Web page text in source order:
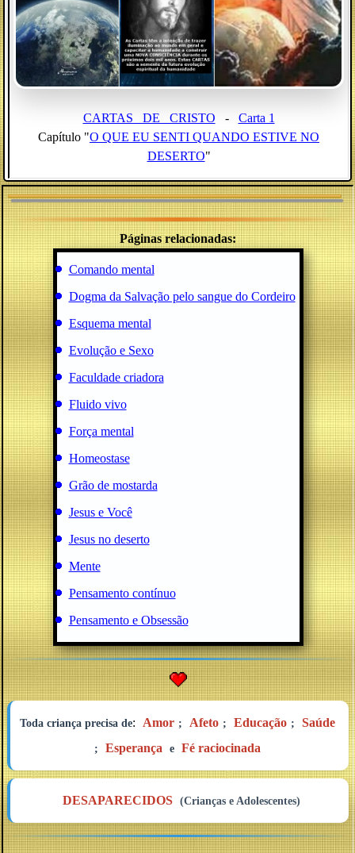
CARTAS_ DE_ CRISTO - Carta 1
Capítulo "O QUE EU SENTI QUANDO ESTIVE NO
DESERTO"
Páginas relacionadas:
Comando mental
Dogma da Salvação pelo sangue do Cordeiro
Esquema mental
Evolução e Sexo
Faculdade criadora
Fluido vivo
Força mental
Homeostase
Grão de mostarda
Jesus e Você
Jesus no deserto
Mente
Pensamento contínuo
Pensamento e Obsessão
Toda criança precisa de: Amor ; Afeto ; Educação ; Saúde
; Esperança e Fé raciocinada
DESAPARECIDOS (Crianças e Adolescentes)